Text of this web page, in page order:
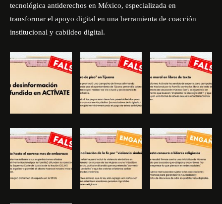
tecnológica antiderechos en México, especializada en
transformar el apoyo digital en una herramienta de coacción
institucional y cabildeo digital.